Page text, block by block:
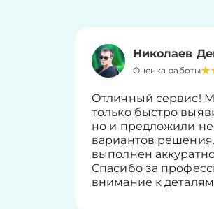
Николаев
Оценка работы
Отличный сервис!
только быстро
но и предложили
вариантов
выполнен
Спасибо за
внимание к